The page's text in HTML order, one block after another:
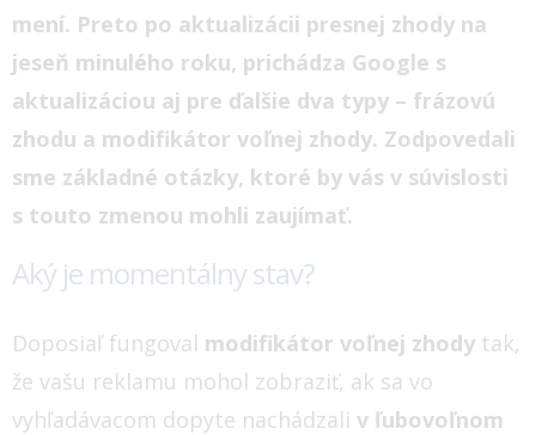
mení. Preto po aktualizácii presnej zhody na
jeseň minulého roku, prichádza Google s
aktualizáciou aj pre ďalšie dva typy – frázovú
zhodu a modifikátor voľnej zhody. Zodpovedali
sme základné otázky, ktoré by vás v súvislosti
s touto zmenou mohli zaujímať.
Aký je momentálny stav?
Doposiaľ fungoval modifikátor voľnej zhody tak,
že vašu reklamu mohol zobraziť, ak sa vo
vyhľadávacom dopyte nachádzali v ľubovoľnom